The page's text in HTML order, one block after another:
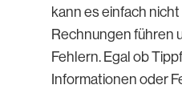
kann es einfach
Rechnungen führen
Fehlern. Egal ob
Informationen oder